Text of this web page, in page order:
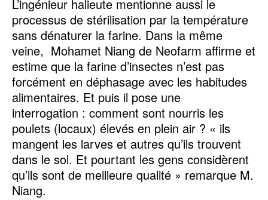
L’ingénieur halieute mentionne aussi le
processus de stérilisation par la température
sans dénaturer la farine. Dans la même
veine, Mohamet Niang de Neofarm affirme et
estime que la farine d’insectes n’est pas
forcément en déphasage avec les habitudes
alimentaires. Et puis il pose une
interrogation : comment sont nourris les
poulets (locaux) élevés en plein air ? « ils
mangent les larves et autres qu’ils trouvent
dans le sol. Et pourtant les gens considèrent
qu’ils sont de meilleure qualité » remarque M.
Niang.